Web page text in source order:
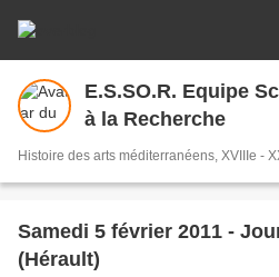
E.S.SO.R. Equipe
à la Recherche
Histoire des arts méditerranéens, XVIIIe -
Samedi 5 février 2011 -
(Hérault)